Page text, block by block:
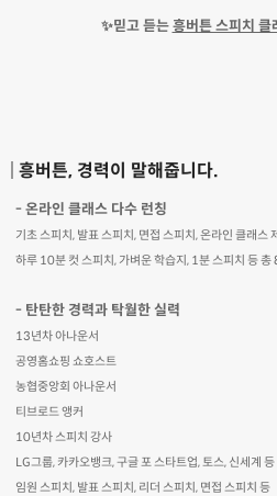
✨믿고 듣는흥버튼 스피치 클
흥버튼, 경력이 말해줍니다.
- 온라인 클래스 다수 런칭
기초 스피치, 발표 스피치, 면접 스피치, 온라인 클래스
하루 10분 컷 스피치, 가벼운 학습지, 1분 스피치 등 총
- 탄탄한 경력과 탁월한 실력
13년차 아나운서
공영홈쇼핑 쇼호스트
농협중앙회 아나운서
티브로드 앵커
10년차 스피치 강사
LG그룹, 카카오뱅크, 구글 포 스타트업, 토스, 신세계
임원 스피치, 발표 스피치, 리더 스피치, 면접 스피치 등